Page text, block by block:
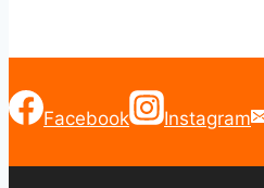
Facebook Instagram